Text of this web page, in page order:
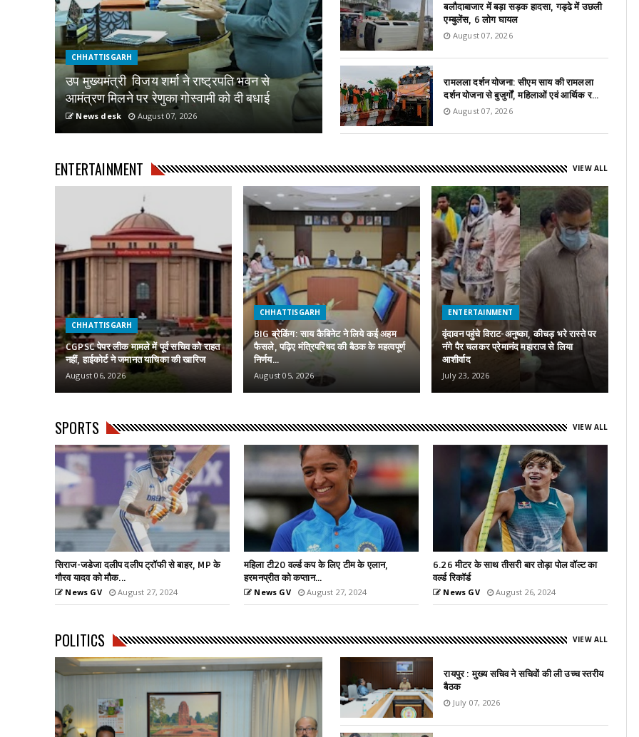
CHHATTISGARH
उप मुख्यमंत्री विजय शर्मा ने राष्ट्रपति भवन से
आमंत्रण मिलने पर रेणुका गोस्वामी को दी बधाई
News desk August 07, 2026
बलौदाबाजार में बड़ा सड़क हादसा, गड्ढे में उछली
एम्बुलेंस, 6 लोग घायल
August 07, 2026
रामलला दर्शन योजना: सीएम साय की रामलला
दर्शन योजना से बुजुर्गों, महिलाओं एवं आर्थिक र...
August 07, 2026
ENTERTAINMENT VIEW ALL
CHHATTISGARH
CGPSC पेपर लीक मामले में पूर्व सचिव को राहत
नहीं, हाईकोर्ट ने जमानत याचिका की खारिज
August 06, 2026
CHHATTISGARH
BIG ब्रेकिंग: साय कैबिनेट ने लिये कई अहम
फैसले, पढ़िए मंत्रिपरिषद की बैठक के महत्वपूर्ण
निर्णय…
August 05, 2026
ENTERTAINMENT
वृंदावन पहुंचे विराट-अनुष्का, कीचड़ भरे रास्ते पर
नंगे पैर चलकर प्रेमानंद महाराज से लिया
आशीर्वाद
July 23, 2026
SPORTS VIEW ALL
महिला टी20 वर्ल्ड कप के लिए टीम के एलान,
हरमनप्रीत को कप्तान...
News GV August 27, 2024
6.26 मीटर के साथ तीसरी बार तोड़ा पोल वॉल्ट का
वर्ल्ड रिकॉर्ड
News GV August 26, 2024
नीरज चोपड़ा ने ओलंपिक्स के बाद तोड़ दिया रिकॉर्ड,
फेंका सीजन...
News GV August 24, 2024
POLITICS VIEW ALL
रायपुर : मुख्य सचिव ने सचिवों की ली उच्च स्तरीय
बैठक
July 07, 2026